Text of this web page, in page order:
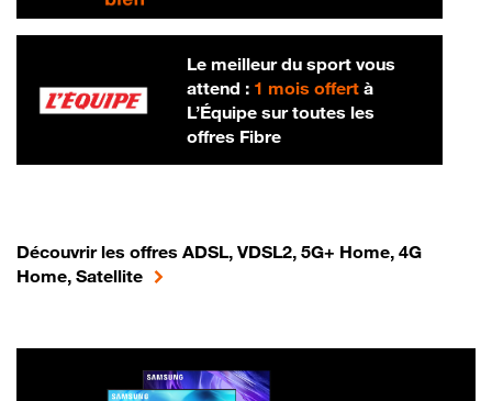
Le meilleur du sport vous
attend : 1 mois offertà
L’Équipe sur toutes les
offres Fibre
Découvrir les offres ADSL, VDSL2, 5G+ Home, 4G
Home, Satellite